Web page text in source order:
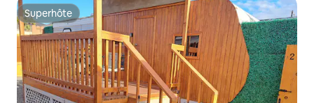
Superhôte
Superhôte